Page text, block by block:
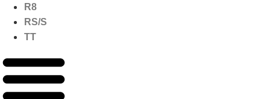
R8
RS/S
TT